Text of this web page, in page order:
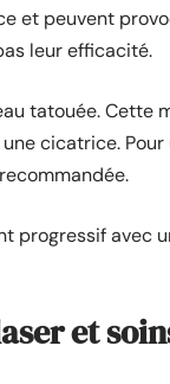
et peuvent
leur efficacité.
tatouée. Cette
cicatrice.
progressif avec
et